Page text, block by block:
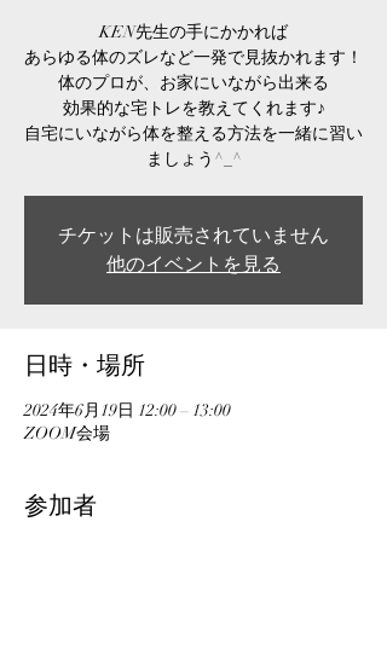
KEN先生の手にかかれば
あらゆる体のズレなど一発で見抜かれます！
体のプロが、お家にいながら出来る
効果的な宅トレを教えてくれます♪
自宅にいながら体を整える方法を一緒に習い
ましょう^_^
チケットは販売されていません
他のイベントを見る
日時・場所
2024年6月19日 12:00 – 13:00
ZOOM会場
参加者